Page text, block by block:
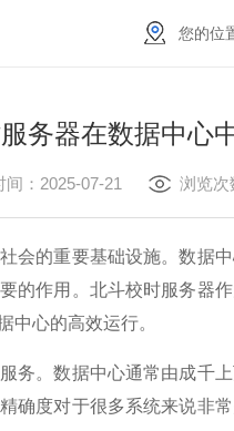
您的位
务器在数据中心
间：2025-07-21 浏览次
的重要基础设施。数据
的作用。北斗校时服务器
中心的高效运行。
务。数据中心通常由成千
确度对于很多系统来说非